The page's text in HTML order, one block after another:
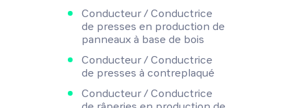
Conducteur / Conductrice
de presses en production de
panneaux à base de bois
Conducteur / Conductrice
de presses à contreplaqué
Conducteur / Conductrice